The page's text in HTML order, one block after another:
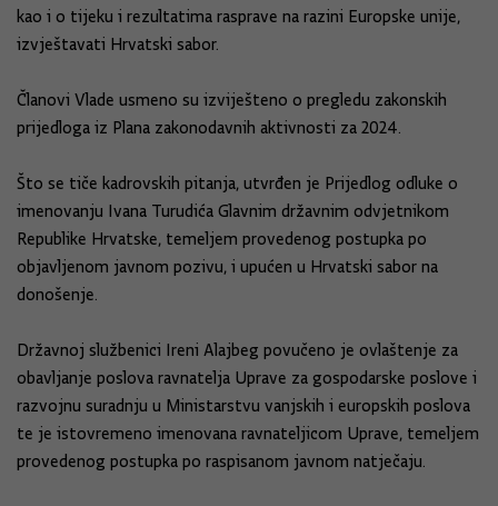
kao i o tijeku i rezultatima rasprave na razini Europske unije,
izvještavati Hrvatski sabor.
Članovi Vlade usmeno su izviješteno o pregledu zakonskih
prijedloga iz Plana zakonodavnih aktivnosti za 2024.
Što se tiče kadrovskih pitanja, utvrđen je Prijedlog odluke o
imenovanju Ivana Turudića Glavnim državnim odvjetnikom
Republike Hrvatske, temeljem provedenog postupka po
objavljenom javnom pozivu, i upućen u Hrvatski sabor na
donošenje.
Državnoj službenici Ireni Alajbeg povučeno je ovlaštenje za
obavljanje poslova ravnatelja Uprave za gospodarske poslove i
razvojnu suradnju u Ministarstvu vanjskih i europskih poslova
te je istovremeno imenovana ravnateljicom Uprave, temeljem
provedenog postupka po raspisanom javnom natječaju.